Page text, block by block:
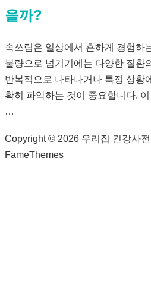
을까?
속쓰림은 일상에서 흔하게 경험하
불량으로 넘기기에는 다양한 질환
반복적으로 나타나거나 특정 상황
확히 파악하는 것이 중요합니다.
…
Copyright © 2026 우리집 건강사전
FameThemes